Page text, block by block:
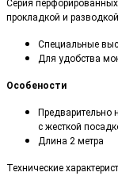
Серия
прокладкой и
Специальные
Для удобства
Особености
Предварительно
с жесткой
Длина 2 метра
​Технические